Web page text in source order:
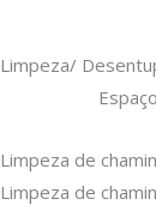
Limpeza/
Limpeza de
Limpeza de